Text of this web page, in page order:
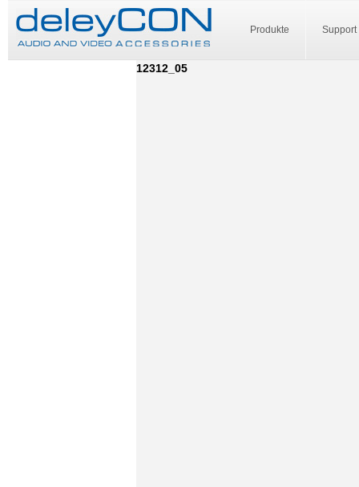
Produkte Support
12312_05